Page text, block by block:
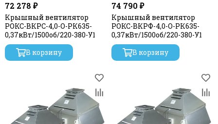
72 278 ₽
Крышный вентилятор
РОКС-ВКРС-4,0-О-РК635-
0,37кВт/1500об/220-380-У1
В корзину
74 790 ₽
Крышный вентилятор
РОКС-ВКРФ-4,0-О-РК635-
0,37кВт/1500об/220-380-У1
В корзину